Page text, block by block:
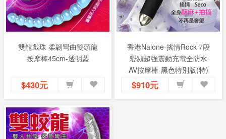
雙龍戲珠 柔韌彎曲雙頭龍
按摩棒45cm-透明藍
$430元
香港Nalone-搖情Rock 7段
變頻超強震動充電全防水
AV按摩棒-黑色特別版(特)
$910元